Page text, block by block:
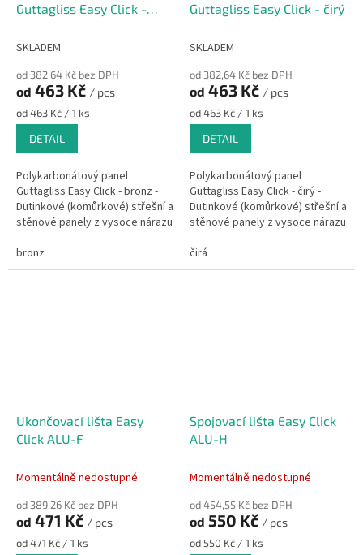
Guttagliss Easy Click -
SKLADEM
od 382,64 Kč bez DPH
od 463 Kč / pcs
Měrná
cena:
od 463 Kč / 1 ks
DETAIL
Polykarbonátový panel
Guttagliss Easy Click - bronz -
Dutinkové (komůrkové) střešní a
stěnové panely z vysoce nárazu
vodotěsným zámkem. Instalace
bez...
bronz
Guttagliss Easy Click - čirý
SKLADEM
od 382,64 Kč bez DPH
od 463 Kč / pcs
Měrná
cena:
od 463 Kč / 1 ks
DETAIL
Polykarbonátový panel
Guttagliss Easy Click - čirý -
Dutinkové (komůrkové) střešní a
stěnové panely z vysoce nárazu
vodotěsným zámkem. Instalace
bez...
čirá
Ukončovací lišta Easy
Click ALU-F
Momentálně nedostupné
od 389,26 Kč bez DPH
od 471 Kč / pcs
Měrná
od 471 Kč / 1 ks
Spojovací lišta Easy Click
ALU-H
Momentálně nedostupné
od 454,55 Kč bez DPH
od 550 Kč / pcs
Měrná
od 550 Kč / 1 ks